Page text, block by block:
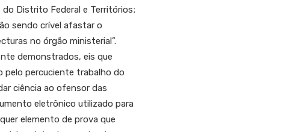
Distrito Federal e Territórios;
sendo crível afastar o
no órgão ministerial”.
demonstrados, eis que
pelo percuciente trabalho do
ciência ao ofensor das
eletrônico utilizado para
elemento de prova que